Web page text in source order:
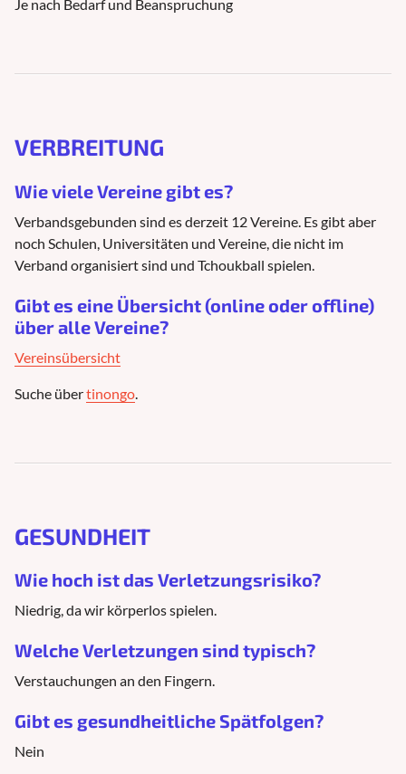
Je nach Bedarf und Beanspruchung
VERBREITUNG
Wie viele Vereine gibt es?
Verbandsgebunden sind es derzeit 12 Vereine. Es gibt aber
noch Schulen, Universitäten und Vereine, die nicht im
Verband organisiert sind und Tchoukball spielen.
Gibt es eine Übersicht (online oder offline)
über alle Vereine?
Vereinsübersicht
Suche übertinongo
GESUNDHEIT
Wie hoch ist das Verletzungsrisiko?
Niedrig, da wir körperlos spielen.
Welche Verletzungen sind typisch?
Verstauchungen an den Fingern.
Gibt es gesundheitliche Spätfolgen?
Nein